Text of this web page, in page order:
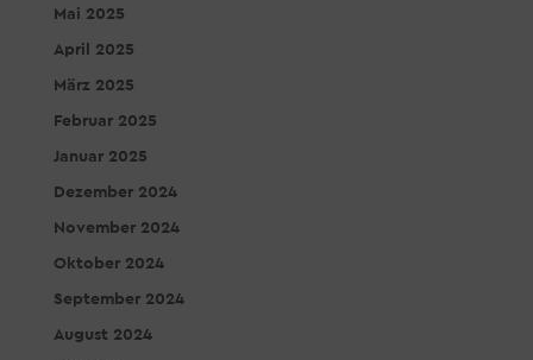
Mai 2025
April 2025
März 2025
Februar 2025
Januar 2025
Dezember 2024
November 2024
Oktober 2024
September 2024
August 2024